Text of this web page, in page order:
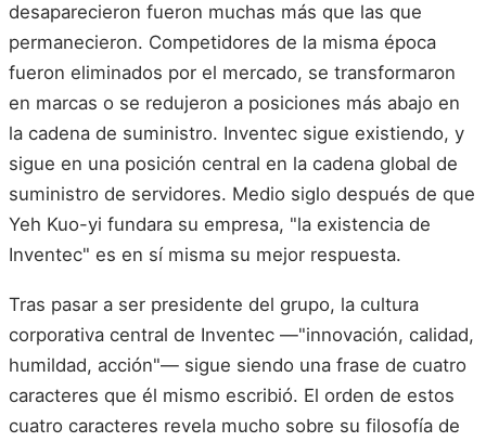
desaparecieron fueron muchas más que las que
permanecieron. Competidores de la misma época
fueron eliminados por el mercado, se transformaron
en marcas o se redujeron a posiciones más abajo en
la cadena de suministro. Inventec sigue existiendo, y
sigue en una posición central en la cadena global de
suministro de servidores. Medio siglo después de que
Yeh Kuo-yi fundara su empresa, "la existencia de
Inventec" es en sí misma su mejor respuesta.
Tras pasar a ser presidente del grupo, la cultura
corporativa central de Inventec —"innovación, calidad,
humildad, acción"— sigue siendo una frase de cuatro
caracteres que él mismo escribió. El orden de estos
cuatro caracteres revela mucho sobre su filosofía de